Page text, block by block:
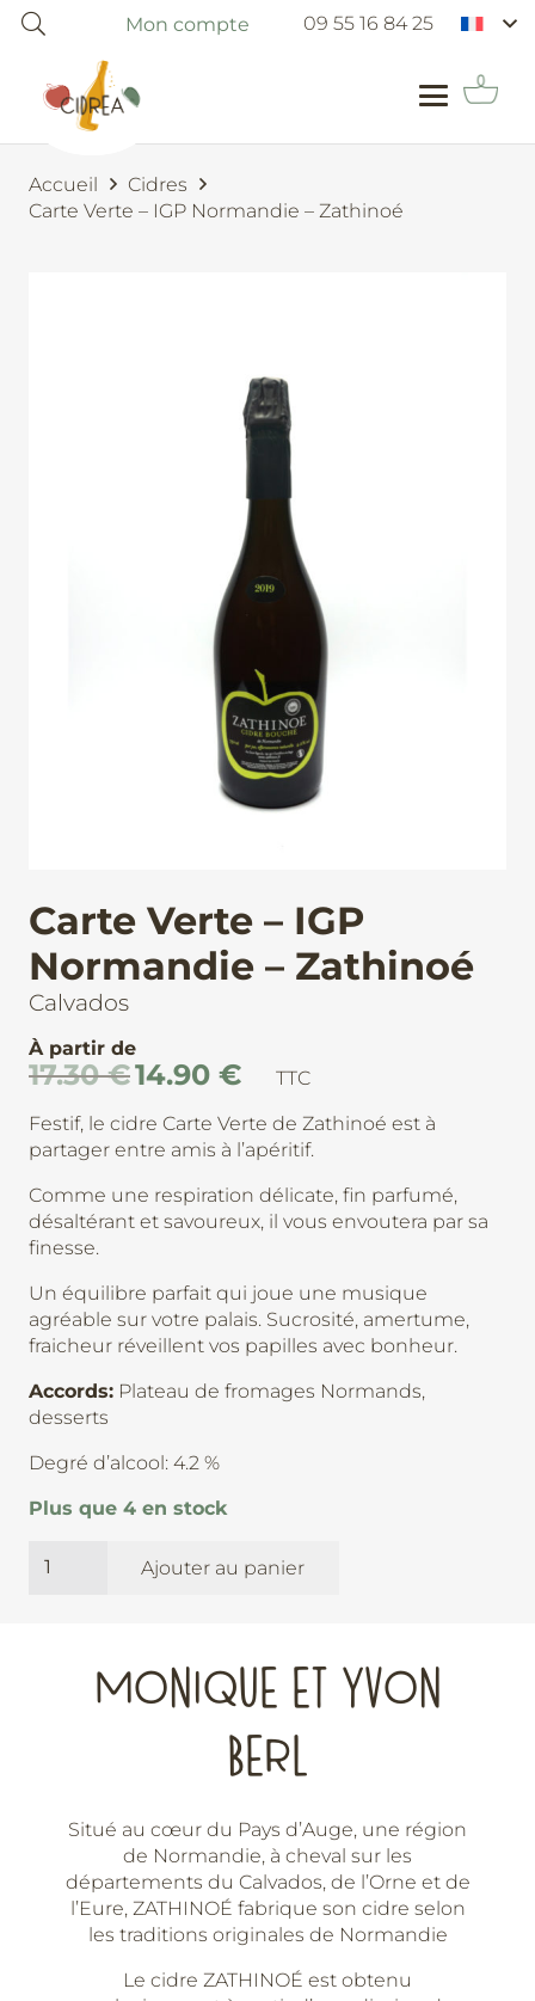
Mon compte 09 55 16 84 25
Accueil
Cidres
Carte Verte – IGP Normandie – Zathinoé
Carte Verte – IGP
Normandie – Zathinoé
Calvados
À partir de
17.30€ Le
initial
était :
14.90 €Le
actuel
est :
TTC
Festif, le cidre Carte Verte de Zathinoé est à
partager entre amis à l’apéritif.
Comme une respiration délicate, fin parfumé,
désaltérant et savoureux, il vous envoutera par sa
finesse.
Un équilibre parfait qui joue une musique
agréable sur votre palais. Sucrosité, amertume,
fraicheur réveillent vos papilles avec bonheur.
Accords: Plateau de fromages Normands,
desserts
Degré d’alcool: 4.2 %
Plus que 4 en stock
de
Normandie
Ajouter au panier
MONIQUE ET YVON
BERL
Situé au cœur du Pays d’Auge, une région
de Normandie, à cheval sur les
départements du Calvados, de l’Orne et de
l’Eure, ZATHINOÉ fabrique son cidre selon
les traditions originales de Normandie
Le cidre ZATHINOÉ est obtenu